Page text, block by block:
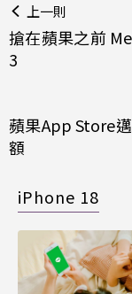
上一則
搶在蘋果之前
3
蘋果App Store
額
iPhone 18